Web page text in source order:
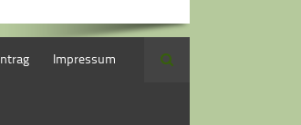
Impressum Suche